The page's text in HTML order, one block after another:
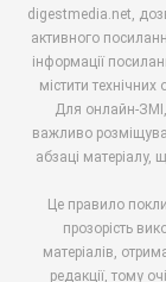
digestmedia.net,
активного
інформації
містити
Для онлайн-ЗМІ,
важливо
абзаці матеріалу,
Це правило
прозорість
матеріалів,
редакції, тому